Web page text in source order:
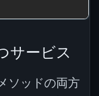
サービス
ソッドの両方